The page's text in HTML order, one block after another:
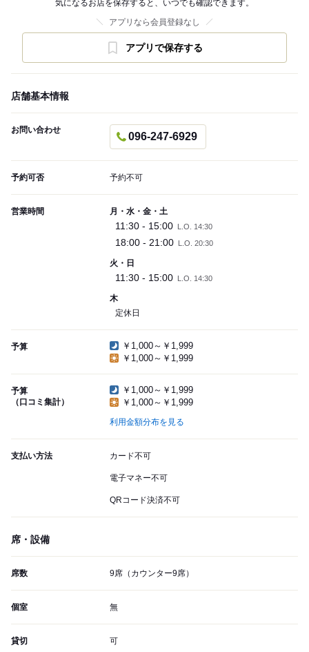
気になるお店を保存すると、いつでも確認できます。
アプリなら会員登録なし
アプリで保存する
店舗基本情報
お問い合わせ
096-247-6929
予約可否 予約不可
営業時間 月・水・金・土
11:30 - 15:00 L.O. 14:30
18:00 - 21:00 L.O. 20:30
火・日
11:30 - 15:00 L.O. 14:30
木
定休日
予算
￥1,000～￥1,999
￥1,000～￥1,999
予算
（口コミ集計）
￥1,000～￥1,999
￥1,000～￥1,999
利用金額分布を見る
支払い方法 カード不可
電子マネー不可
QRコード決済不可
席・設備
席数 9席（カウンター9席）
個室 無
貸切 可